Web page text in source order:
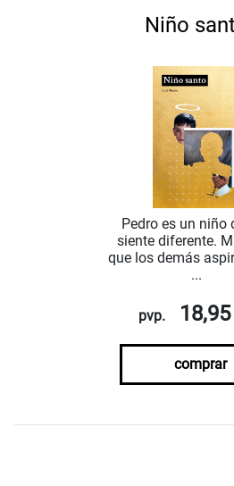
Niño
Pedro es un niño
siente diferente.
que los demás
...
pvp.
comprar